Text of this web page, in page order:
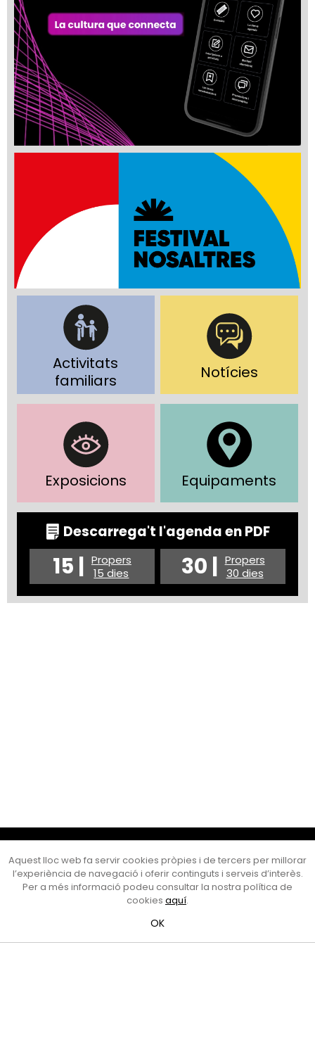
Activitats
familiars
Notícies
Exposicions Equipaments
Descarrega't l'agenda en PDF
15 | Propers
15 dies
30 | Propers
30 dies
Cultura Mataró
Ajuntament de Mataró
C. de Sant Josep, 9 (Mataró, 08302)
Horari d'obertura: dilluns, dimecres i divendres de 10 a 13 h.
al telèfon al 93 758 23 61
Bústia ciutadana
Aquest lloc web fa servir cookies pròpies i de tercers per millorar
l’experiència de navegació i oferir continguts i serveis d’interès.
Per a més informació podeu consultar la nostra política de
cookies aquí.
OK